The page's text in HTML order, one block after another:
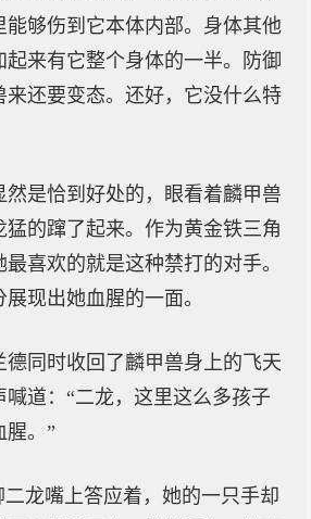
能够伤到它本体内部。身体其他
起来有它整个身体的一半。防御
来还要变态。还好，它没什么特
然是恰到好处的，眼看着麟甲兽
猛的蹿了起来。作为黄金铁三角
喜欢的就是这种禁打的对手。
现出她血腥的一面。
德同时收回了麟甲兽身上的飞天
道：“二龙，这里这么多孩子
腥。”
二龙嘴上答应着，她的一只手却